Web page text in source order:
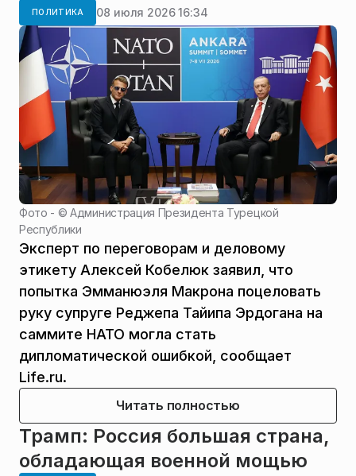
ПОЛИТИКА 08 июля 2026 16:34
Фото - ©Администрация Президента Турецкой
Республики
Эксперт по переговорам и деловому
этикету Алексей Кобелюк заявил, что
попытка Эмманюэля Макрона поцеловать
руку супруге Реджепа Тайипа Эрдогана на
саммите НАТО могла стать
дипломатической ошибкой, сообщает
Life.ru.
Читать полностью
Трамп: Россия большая страна,
обладающая военной мощью